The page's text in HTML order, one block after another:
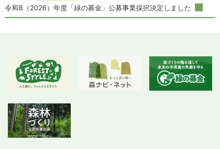
令和8（2026）年度「緑の募金」公募事業採択決定しました